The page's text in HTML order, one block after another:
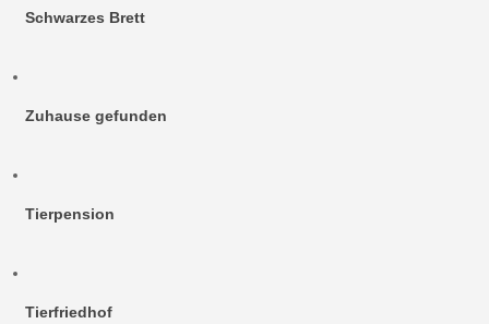
Schwarzes Brett
Zuhause gefunden
Tierpension
Tierfriedhof